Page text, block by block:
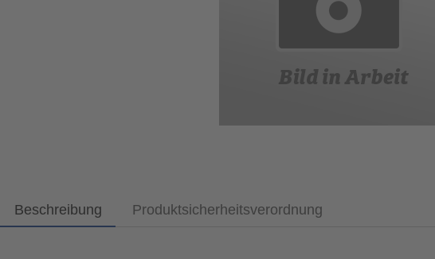
Beschreibung Produktsicherheitsverordnung